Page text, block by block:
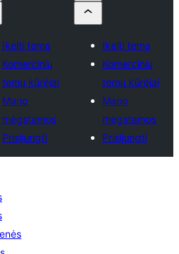
Įkelti temą
Komercinių
temų kūrėjai
Mano
mėgstamos
Prisijungti
Įkelti temą
Komercinių
temų kūrėjai
Mano
mėgstamos
Prisijungti